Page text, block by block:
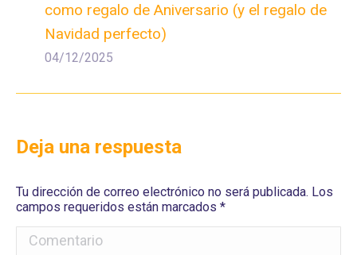
como regalo de Aniversario (y el regalo de
Navidad perfecto)
04/12/2025
Deja una respuesta
Tu dirección de correo electrónico no será publicada. Los
campos requeridos están marcados *
Comentario